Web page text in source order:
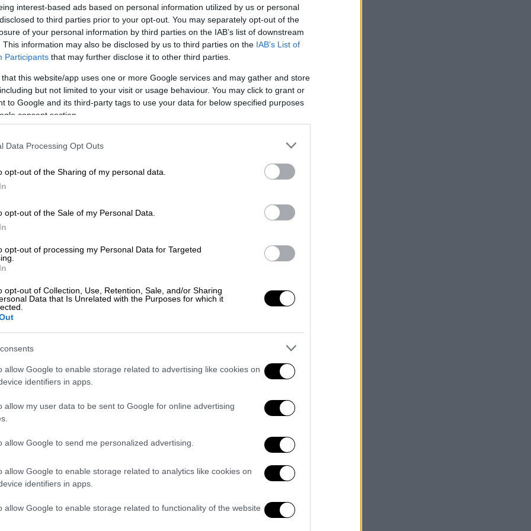
interest-based ads based on personal information utilized by us or personal
to third parties prior to your opt-out. You may separately opt-out of the
of your personal information by third parties on the IAB’s list of downstream
This information may also be disclosed by us to third parties on the IAB’s List of
Participants that may further disclose it to other third parties.
that this website/app uses one or more Google services and may gather and store
but not limited to your visit or usage behaviour. You may click to grant or
to Google and its third-party tags to use your data for below specified purposes
consent section.
Data Processing Opt Outs
opt-out of the Sharing of my personal data.
opt-out of the Sale of my Personal Data.
opt-out of processing my Personal Data for Targeted
opt-out of Collection, Use, Retention, Sale, and/or Sharing
Data that Is Unrelated with the Purposes for which it
allow Google to enable storage related to advertising like cookies on
identifiers in apps.
allow my user data to be sent to Google for online advertising
allow Google to send me personalized advertising.
allow Google to enable storage related to analytics like cookies on
identifiers in apps.
allow Google to enable storage related to functionality of the website
το όνομα της, μιλώντας στο
να γίνειμοναχή. «Δεν γνώριζα τον
από το YouTube, έμαθα από τον
για τον Κύριο. Κόλλησα μου
Εφόσον άρχισα να μαθαίνω την αλήθεια η
τον καιρό με τράβηξε. Με την
να έρθω πιο κοντά.
του κυκλώματος - Τους
στα χέρια